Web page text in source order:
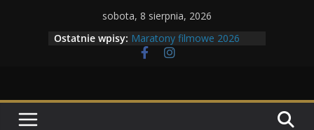
sobota, 8 sierpnia, 2026
Ostatnie wpisy: Maratony filmowe 2026
Geneza Skrzydlatych Bestii